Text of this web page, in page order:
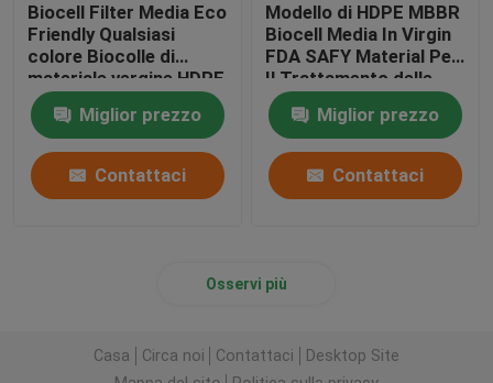
Biocell Filter Media Eco
Friendly Qualsiasi
colore Biocolle di
materiale vergine HDPE
Miglior prezzo
Contattaci
Modello di HDPE MBBR
Biocell Media In Virgin
FDA SAFY Material Per
Il Trattamento delle
Acque di Scarico
Miglior prezzo
Contattaci
Osservi più
Casa Circa noi Contattaci
Desktop Site